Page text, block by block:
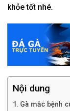
khỏe tốt nhé.
Nội dung
Gà mắc bệnh